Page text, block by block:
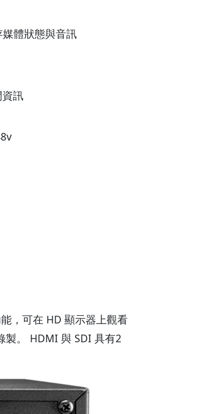
體狀態與音訊
訊
，可在 HD 顯示器上觀看
製。 HDMI 與 SDI 具有2